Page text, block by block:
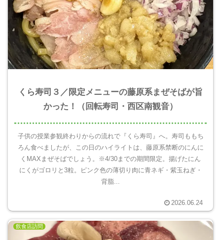
くら寿司３／限定メニューの藤原系まぜそばが旨
かった！（回転寿司・西区南観音）
子供の授業参観終わりからの流れで『くら寿司』へ。寿司ももち
ろん食べましたが、この日のハイライトは、藤原系禁断のにんに
くMAXまぜそばでしょう。※4/30までの期間限定。揚げたにん
にくがゴロリと3粒。ピンク色の薄切り肉に青ネギ・紫玉ねぎ・
背脂...
2026.06.24
飲食店訪問